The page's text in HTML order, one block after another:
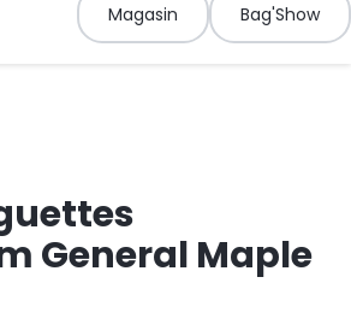
Magasin Bag'Show
General Maple